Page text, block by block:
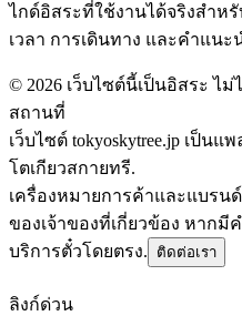
ไกด์อิสระที่ใช้งานได้จริงสำห
เวลา การเดินทาง และคำแนะน
© 2026 เว็บไซต์นี้เป็นอิสระ ไ
สถานที่
เว็บไซต์ tokyoskytree.jp เป็
โตเกียวสกายทรี.
เครื่องหมายการค้าและแบร
ของเจ้าของที่เกี่ยวข้อง หากมี
บริการตั๋วโดยตรง.
ติดต่อเรา
ลิงก์ด่วน